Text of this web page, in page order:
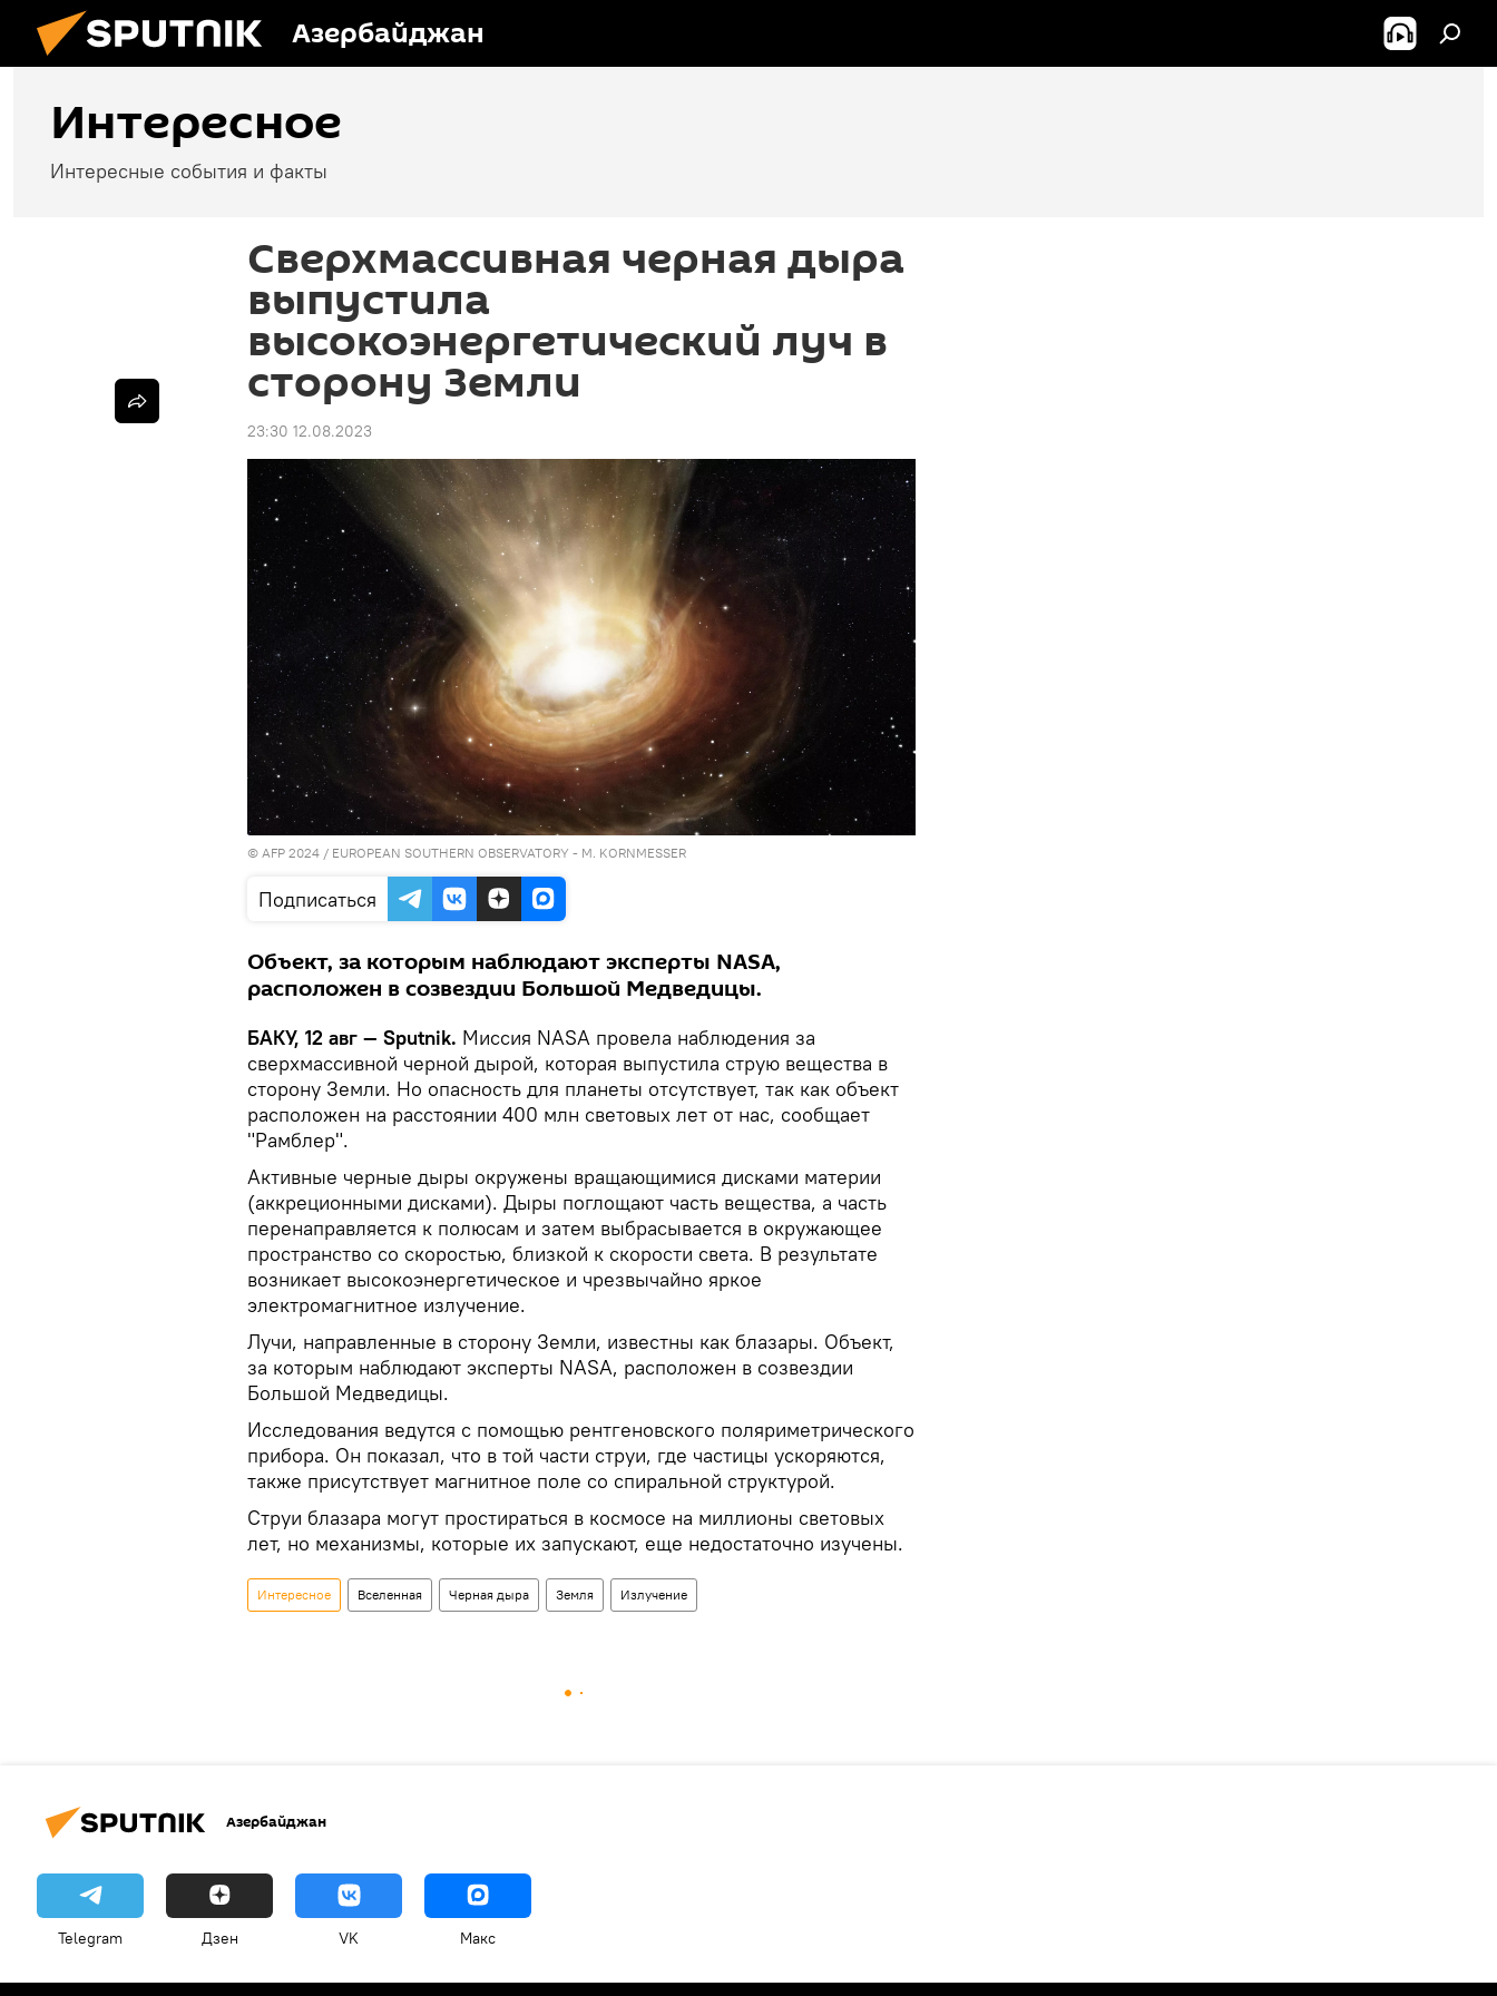
Азербайджан
Интересное
Интересные события и факты
Сверхмассивная черная дыра
выпустила
высокоэнергетический луч в
сторону Земли
23:30 12.08.2023
© AFP 2024 / EUROPEAN SOUTHERN OBSERVATORY - M. KORNMESSER
Подписаться
Объект, за которым наблюдают эксперты NASA,
расположен в созвездии Большой Медведицы.
БАКУ, 12 авг — Sputnik. Миссия NASA провела наблюдения за
сверхмассивной черной дырой, которая выпустила струю вещества в
сторону Земли. Но опасность для планеты отсутствует, так как объект
расположен на расстоянии 400 млн световых лет от нас, сообщает
"Рамблер".
Активные черные дыры окружены вращающимися дисками материи
(аккреционными дисками). Дыры поглощают часть вещества, а часть
перенаправляется к полюсам и затем выбрасывается в окружающее
пространство со скоростью, близкой к скорости света. В результате
возникает высокоэнергетическое и чрезвычайно яркое
электромагнитное излучение.
Лучи, направленные в сторону Земли, известны как блазары. Объект,
за которым наблюдают эксперты NASA, расположен в созвездии
Большой Медведицы.
Исследования ведутся с помощью рентгеновского поляриметрического
прибора. Он показал, что в той части струи, где частицы ускоряются,
также присутствует магнитное поле со спиральной структурой.
Струи блазара могут простираться в космосе на миллионы световых
лет, но механизмы, которые их запускают, еще недостаточно изучены.
Интересное Вселенная Черная дыра Земля Излучение
Азербайджан
Telegram Дзен VK Макс